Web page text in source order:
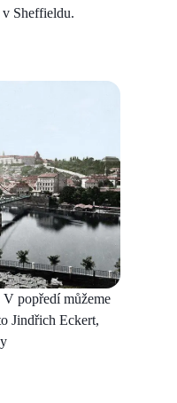
Sheffieldu.
popředí můžeme
Jindřich Eckert,